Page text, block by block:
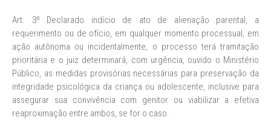
Art. 3º Declarado indício de ato de alienação parental, a
requerimento ou de ofício, em qualquer momento processual, em
ação autônoma ou incidentalmente, o processo terá tramitação
prioritária e o juiz determinará, com urgência, ouvido o Ministério
Público, as medidas provisórias necessárias para preservação da
integridade psicológica da criança ou adolescente, inclusive para
assegurar sua convivência com genitor ou viabilizar a efetiva
reaproximação entre ambos, se for o caso.